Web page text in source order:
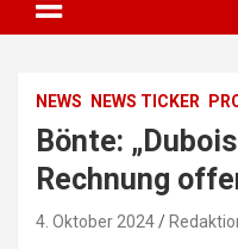
NEWS NEWS TICKER
Bönte:
Rechnung
4. Oktober 2024